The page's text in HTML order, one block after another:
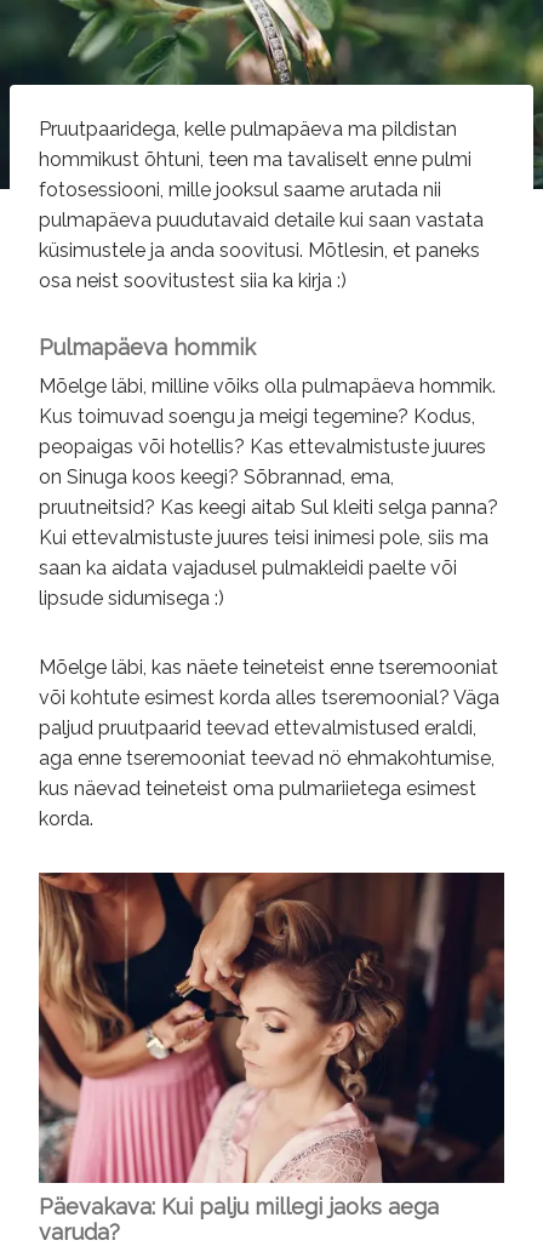
Pruutpaaridega, kelle pulmapäeva ma pildistan
hommikust õhtuni, teen ma tavaliselt enne pulmi
fotosessiooni, mille jooksul saame arutada nii
pulmapäeva puudutavaid detaile kui saan vastata
küsimustele ja anda soovitusi. Mõtlesin, et paneks
osa neist soovitustest siia ka kirja :)
Pulmapäeva hommik
Mõelge läbi, milline võiks olla pulmapäeva hommik.
Kus toimuvad soengu ja meigi tegemine? Kodus,
peopaigas või hotellis? Kas ettevalmistuste juures
on Sinuga koos keegi? Sõbrannad, ema,
pruutneitsid? Kas keegi aitab Sul kleiti selga panna?
Kui ettevalmistuste juures teisi inimesi pole, siis ma
saan ka aidata vajadusel pulmakleidi paelte või
lipsude sidumisega :)
Mõelge läbi, kas näete teineteist enne tseremooniat
või kohtute esimest korda alles tseremoonial? Väga
paljud pruutpaarid teevad ettevalmistused eraldi,
aga enne tseremooniat teevad nö ehmakohtumise,
kus näevad teineteist oma pulmariietega esimest
korda.
Päevakava: Kui palju millegi jaoks aega
varuda?